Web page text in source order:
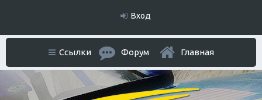
Вход
Ссылки Форум Главная